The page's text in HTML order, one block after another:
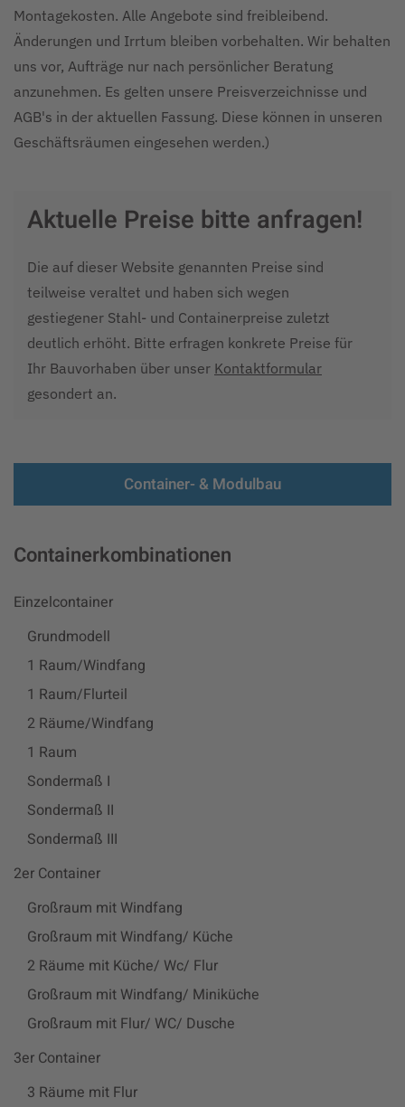
Montagekosten. Alle Angebote sind freibleibend.
Änderungen und Irrtum bleiben vorbehalten. Wir behalten
uns vor, Aufträge nur nach persönlicher Beratung
anzunehmen. Es gelten unsere Preisverzeichnisse und
AGB's in der aktuellen Fassung. Diese können in unseren
Geschäftsräumen eingesehen werden.)
Aktuelle Preise bitte anfragen!
Die auf dieser Website genannten Preise sind
teilweise veraltet und haben sich wegen
gestiegener Stahl- und Containerpreise zuletzt
deutlich erhöht. Bitte erfragen konkrete Preise für
Ihr Bauvorhaben über unser Kontaktformular
gesondert an.
Container- & Modulbau
Containerkombinationen
Einzelcontainer
Grundmodell
1 Raum/Windfang
1 Raum/Flurteil
2 Räume/Windfang
1 Raum
Sondermaß I
Sondermaß II
Sondermaß III
2er Container
Großraum mit Windfang
Großraum mit Windfang/ Küche
2 Räume mit Küche/ Wc/ Flur
Großraum mit Windfang/ Miniküche
Großraum mit Flur/ WC/ Dusche
3er Container
3 Räume mit Flur